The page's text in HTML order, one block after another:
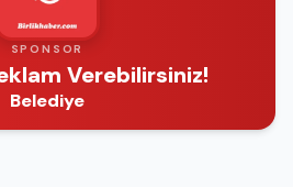
SPONSOR
Verebilirsiniz!
Belediye